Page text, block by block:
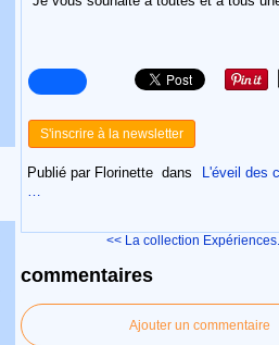
S'inscrire à la newsletter
Publié par Florinette dans
L'éveil des
…
<< La collection
commentaires
Ajouter un commentaire